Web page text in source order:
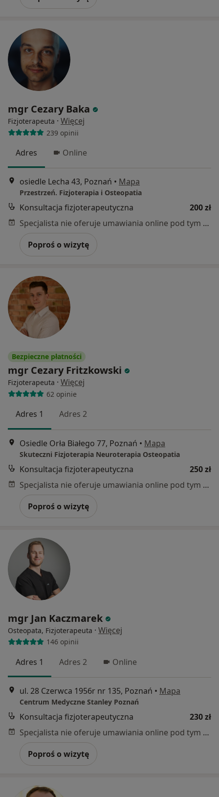
mgr Cezary Baka
Fizjoterapeuta · Więcej
239 opinii
Adres Online
osiedle Lecha 43, Poznań • Mapa
Przestrzeń. Fizjoterapia i Osteopatia
Konsultacja fizjoterapeutyczna
200 zł
Specjalista nie oferuje umawiania online pod tym adresem.
Poproś o wizytę
Bezpieczne płatności
mgr Cezary Fritzkowski
Fizjoterapeuta · Więcej
62 opinie
Adres 1 Adres 2
Osiedle Orła Białego 77, Poznań • Mapa
Skuteczni Fizjoterapia Neuroterapia Osteopatia
Konsultacja fizjoterapeutyczna
250 zł
Specjalista nie oferuje umawiania online pod tym adresem.
Poproś o wizytę
mgr Jan Kaczmarek
Osteopata, Fizjoterapeuta · Więcej
146 opinii
Adres 1 Adres 2 Online
ul. 28 Czerwca 1956r nr 135, Poznań • Mapa
Centrum Medyczne Stanley Poznań
Konsultacja fizjoterapeutyczna
230 zł
Specjalista nie oferuje umawiania online pod tym adresem.
Poproś o wizytę